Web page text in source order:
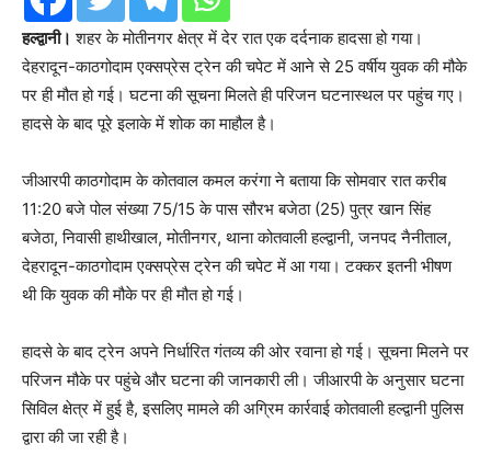
हल्द्वानी। शहर के मोतीनगर क्षेत्र में देर रात एक दर्दनाक हादसा हो गया।
देहरादून-काठगोदाम एक्सप्रेस ट्रेन की चपेट में आने से 25 वर्षीय युवक की मौके
पर ही मौत हो गई। घटना की सूचना मिलते ही परिजन घटनास्थल पर पहुंच गए।
हादसे के बाद पूरे इलाके में शोक का माहौल है।
जीआरपी काठगोदाम के कोतवाल कमल करंगा ने बताया कि सोमवार रात करीब
11:20 बजे पोल संख्या 75/15 के पास सौरभ बजेठा (25) पुत्र खान सिंह
बजेठा, निवासी हाथीखाल, मोतीनगर, थाना कोतवाली हल्द्वानी, जनपद नैनीताल,
देहरादून-काठगोदाम एक्सप्रेस ट्रेन की चपेट में आ गया। टक्कर इतनी भीषण
थी कि युवक की मौके पर ही मौत हो गई।
हादसे के बाद ट्रेन अपने निर्धारित गंतव्य की ओर रवाना हो गई। सूचना मिलने पर
परिजन मौके पर पहुंचे और घटना की जानकारी ली। जीआरपी के अनुसार घटना
सिविल क्षेत्र में हुई है, इसलिए मामले की अग्रिम कार्रवाई कोतवाली हल्द्वानी पुलिस
द्वारा की जा रही है।